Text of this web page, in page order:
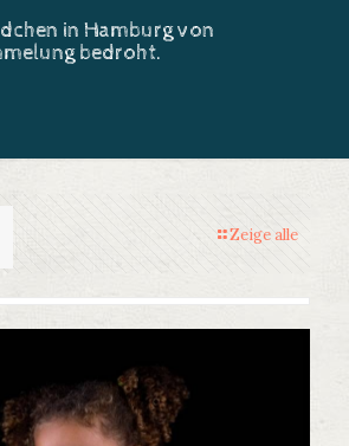
in Hamburg von
bedroht.
Zeige alle